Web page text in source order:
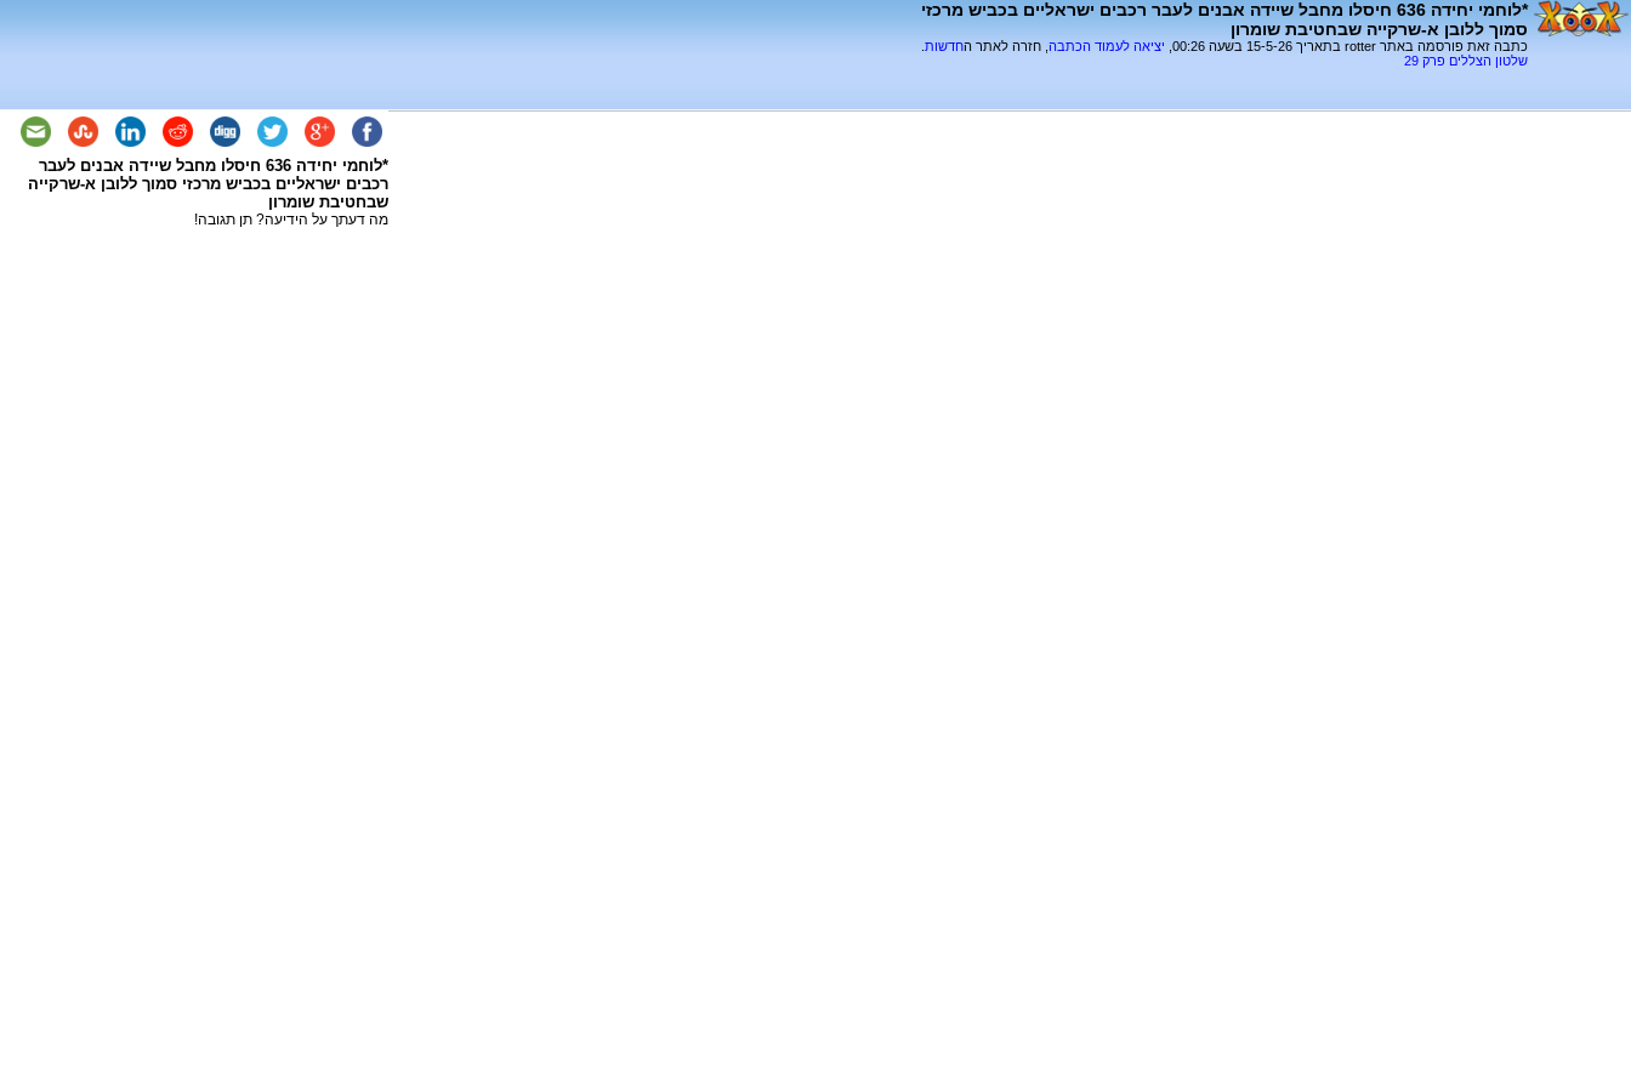
*לוחמי יחידה 636 חיסלו מחבל שיידה אבנים לעבר רכבים ישראליים בכביש מרכזי
סמוך ללובן א-שרקייה שבחטיבת שומרון
כתבה זאת פורסמה באתר rotter בתאריך 15-5-26 בשעה 00:26, יציאה לעמוד הכתבה , חזרה לאתר החדשות
שלטון הצללים פרק 29
*לוחמי יחידה 636 חיסלו מחבל שיידה אבנים לעבר
רכבים ישראליים בכביש מרכזי סמוך ללובן א-שרקייה
שבחטיבת שומרון
מה דעתך על הידיעה? תן תגובה!